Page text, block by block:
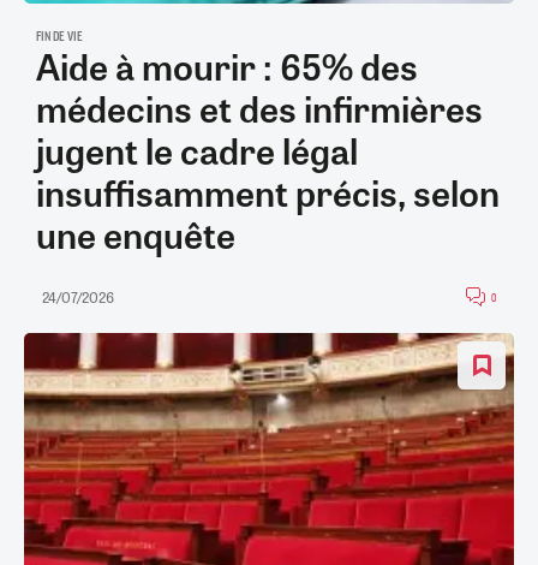
FIN DE VIE
Aide à mourir : 65% des
médecins et des infirmières
jugent le cadre légal
insuffisamment précis, selon
une enquête
24/07/2026 0